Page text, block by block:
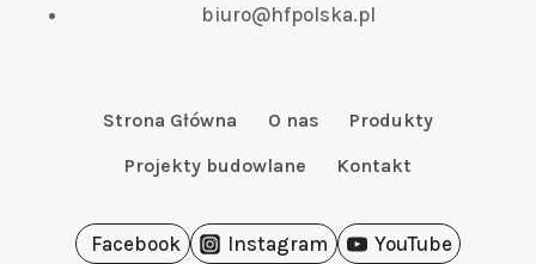
biuro@hfpolska.pl
Strona Główna O nas
Produkty
Projekty budowlane
Kontakt
Facebook Instagram YouTube